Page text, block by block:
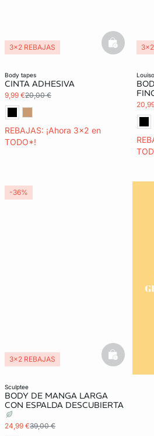
body tapes
CINTA ADHESIVA
9,99 €20,00 €
REBAJAS: ¡Ahora 3x2 en
TODO*!
3x2 REBAJAS
basketfull
sculptee
BODY DE MANGA LARGA
CON ESPALDA DESCUBIERTA
24,99 €39,00 €
3x2 REBAJAS basketfull
-36%